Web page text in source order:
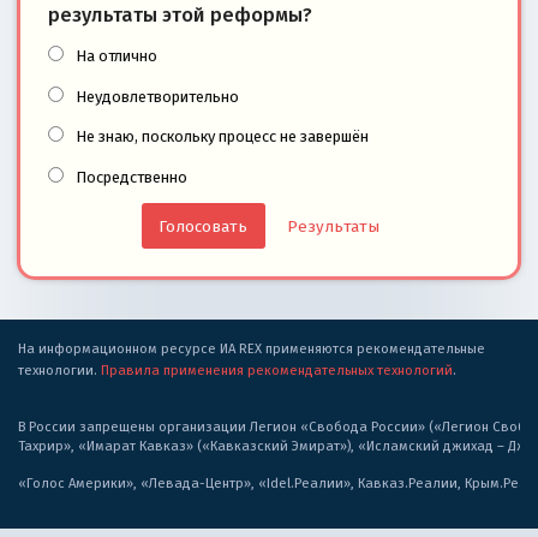
результаты этой реформы?
На отлично
Неудовлетворительно
Не знаю, поскольку процесс не завершён
Посредственно
Результаты
На информационном ресурсе ИА REX применяются рекомендательные
технологии. Правила применения рекомендательных технологий.
В России запрещены организации Легион «Свобода России» («Легион
Тахрир», «Имарат Кавказ» («Кавказский Эмират»), «Исламский джихад –
«Голос Америки», «Левада-Центр», «Idel.Реалии», Кавказ.Реалии,